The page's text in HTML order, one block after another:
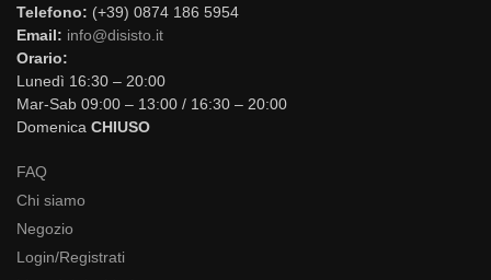
Telefono: (+39) 0874 186 5954
Email: info@disisto.it
Orario:
Lunedì 16:30 – 20:00
Mar-Sab 09:00 – 13:00 / 16:30 – 20:00
Domenica CHIUSO
FAQ
Chi siamo
Negozio
Login/Registrati